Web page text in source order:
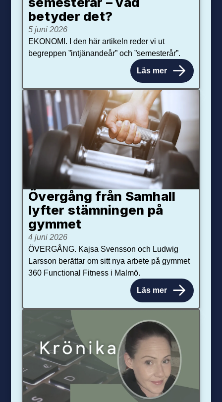
betyder det?
5 juni 2026
EKONOMI. I den här artikeln reder vi ut
begreppen ”intjänandeår” och ”semesterår”.
Läs mer
Övergång från Samhall
lyfter stämningen på
gymmet
4 juni 2026
ÖVERGÅNG. Kajsa Svensson och Ludwig
Larsson berättar om sitt nya arbete på gymmet
360 Functional Fitness i Malmö.
Läs mer